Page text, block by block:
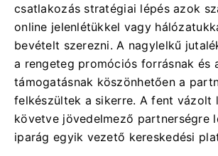
csatlakozás stratégiai lépés azok
online jelenlétükkel vagy
bevételt szerezni. A nagylelkű
a rengeteg promóciós forrásnak és
támogatásnak köszönhetően a
felkészültek a sikerre. A fent vázolt
követve jövedelmező partnerségre
iparág egyik vezető kereskedési